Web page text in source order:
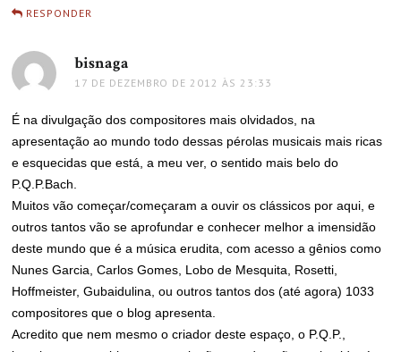
RESPONDER
bisnaga
17 DE DEZEMBRO DE 2012 ÀS 23:33
É na divulgação dos compositores mais olvidados, na
apresentação ao mundo todo dessas pérolas musicais mais ricas
e esquecidas que está, a meu ver, o sentido mais belo do
P.Q.P.Bach.
Muitos vão começar/começaram a ouvir os clássicos por aqui, e
outros tantos vão se aprofundar e conhecer melhor a imensidão
deste mundo que é a música erudita, com acesso a gênios como
Nunes Garcia, Carlos Gomes, Lobo de Mesquita, Rosetti,
Hoffmeister, Gubaidulina, ou outros tantos dos (até agora) 1033
compositores que o blog apresenta.
Acredito que nem mesmo o criador deste espaço, o P.Q.P.,